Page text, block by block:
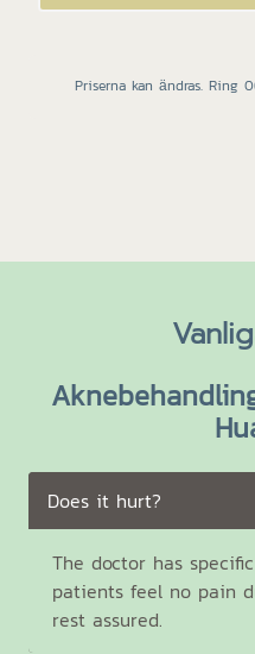
Priserna kan ändras. Ring
Does it hurt?
The doctor has
patients feel no pain
rest assured.